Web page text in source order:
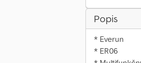
Popis
* Everun
* ER06